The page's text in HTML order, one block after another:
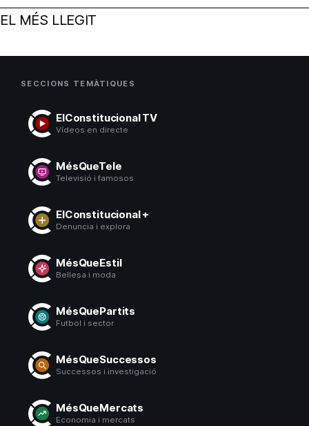
EL MÉS LLEGIT
SECCIONS TEMÀTIQUES
ElConstitucional TV
Vídeos en directe
MésQueTele
Televisió i famosos
ElConstitucional +
Denuncia i explora
MésQueEstil
Bellesa i moda
MésQuePartits
Futbol i sector
MésQueSuccessos
Successos i investigació
MésQueMercats
Economia i mercats